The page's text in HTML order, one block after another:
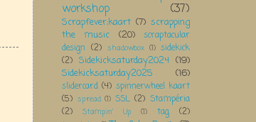
workshop (37)
Scrapfever;kaart (7) scrapping
the music
(20)
scraptacular
design (2) shadowbox (1) sidekick
(2) Sidekicksaturday2024 (19)
Sidekicksaturday2025
(16)
slidercard (4) spinnerwheel kaart
(5) spread (1) SSL (2) Stampéria
(2)
Stampin' Up (1) tag (2)